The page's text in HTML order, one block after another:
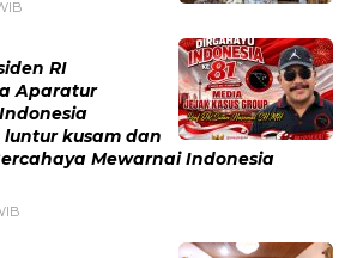
RI
Aparatur
kusam dan
Mewarnai Indonesia